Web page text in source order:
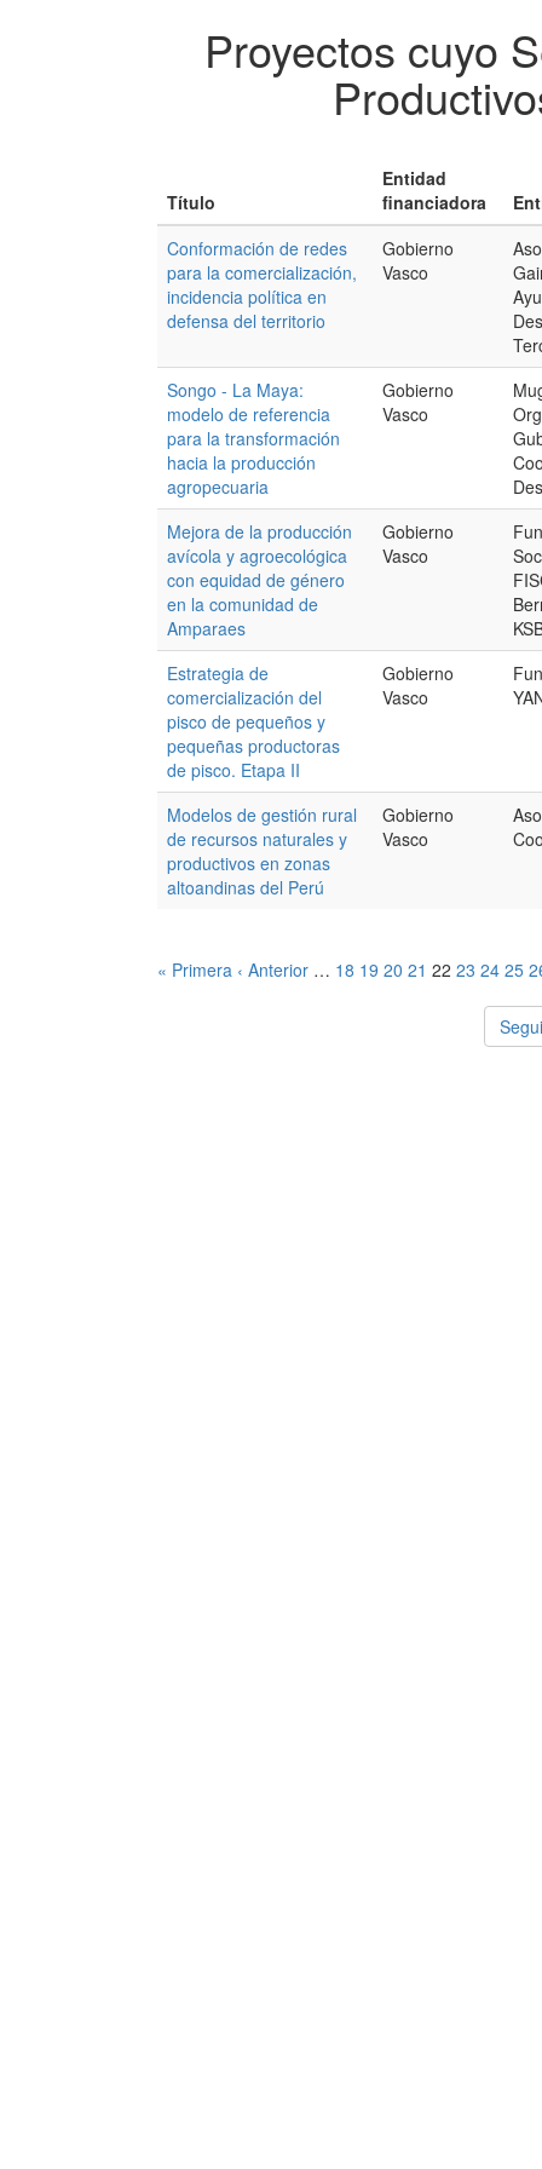
Proyectos cuyo
Título
Entidad
financiadora
Conformación de redes
para la comercialización,
incidencia política en
defensa del territorio
Gobierno
Vasco
Songo - La Maya:
modelo de referencia
para la transformación
hacia la producción
agropecuaria
Gobierno
Vasco
Mejora de la producción
avícola y agroecológica
con equidad de género
en la comunidad de
Amparaes
Gobierno
Vasco
Estrategia de
comercialización del
pisco de pequeños y
pequeñas productoras
de pisco. Etapa II
Gobierno
Vasco
Modelos de gestión rural
de recursos naturales y
productivos en zonas
altoandinas del Perú
Gobierno
Vasco
« Primera ‹ Anterior … 18 19 20 21 22 23 24 25